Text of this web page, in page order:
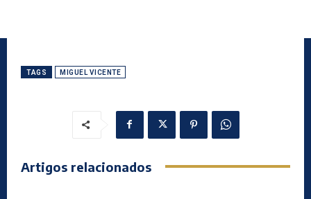
TAGS MIGUEL VICENTE
Artigos relacionados